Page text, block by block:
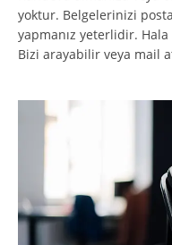
yoktur. Belgelerinizi
yapmanız yeterlidir.
Bizi arayabilir veya mail